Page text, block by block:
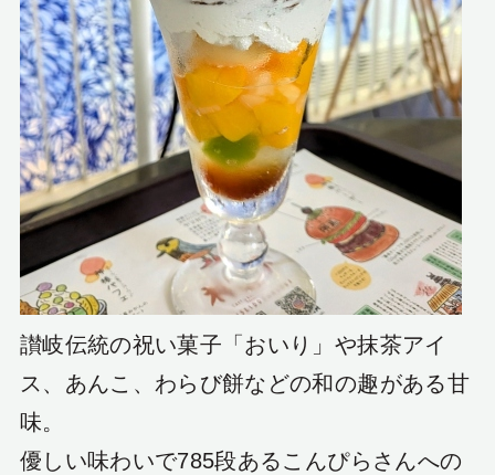
讃岐伝統の祝い菓子「おいり」や抹茶アイ
ス、あんこ、わらび餅などの和の趣がある甘
味。
優しい味わいで785段あるこんぴらさんへの